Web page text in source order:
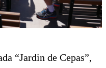
“Jardin de Cepas”,